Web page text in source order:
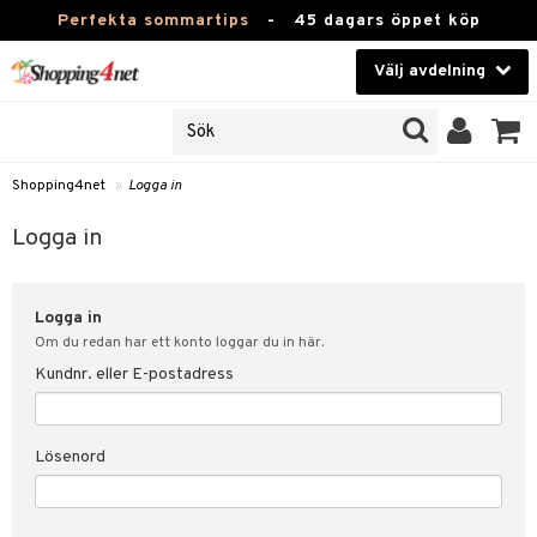
Perfekta sommartips - 45 dagars öppet köp
Välj avdelning
Kontaktlinser
Hälsokost
Fitness
Hem & Inredning
Leksaker, Barn & Baby
Varumärken
Shopping4net » Logga in
Logga in
Logga in
Om du redan har ett konto loggar du in här.
Kundnr. eller E-postadress
Lösenord
svar